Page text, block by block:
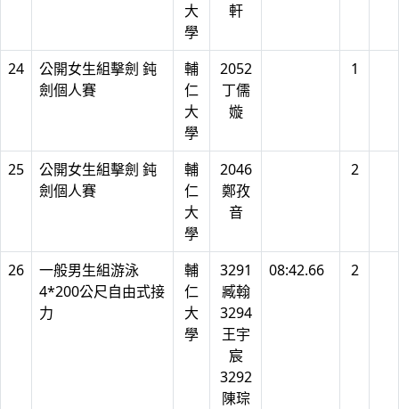
大
學
軒
24
公開女生組擊劍 鈍
劍個人賽
輔
仁
大
學
2052
丁儒
嫙
1
25
公開女生組擊劍 鈍
劍個人賽
輔
仁
大
學
2046
鄭孜
音
2
26
一般男生組游泳
4*200公尺自由式接
力
輔
仁
大
學
3291
臧翰
3294
王宇
宸
3292
陳琮
08:42.66 2